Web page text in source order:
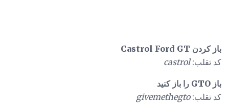
باز کردن Castrol Ford GT
کد تقلب:castrol
باز GTO را باز کنید
کد تقلب:givemethegto